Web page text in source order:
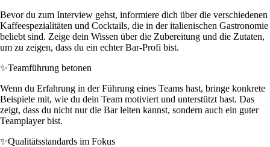
Bevor du zum Interview gehst, informiere dich über die verschiedenen
Kaffeespezialitäten und Cocktails, die in der italienischen Gastronomie
beliebt sind. Zeige dein Wissen über die Zubereitung und die Zutaten,
um zu zeigen, dass du ein echter Bar-Profi bist.
✨Teamführung betonen
Wenn du Erfahrung in der Führung eines Teams hast, bringe konkrete
Beispiele mit, wie du dein Team motiviert und unterstützt hast. Das
zeigt, dass du nicht nur die Bar leiten kannst, sondern auch ein guter
Teamplayer bist.
✨Qualitätsstandards im Fokus